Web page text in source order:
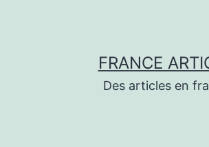
FRANCE
Des articles en